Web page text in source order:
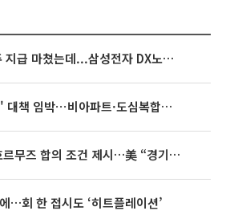
3445억 자사주 지급 마쳤는데...삼성전자 DX노조, 뒤늦은 '떼쓰기 집회'
영끌 '주택공급' 대책 임박⋯비아파트·도심복합까지 총동원
이란, 미국에 호르무즈 합의 조건 제시…美 “경기 아직 안 끝나” [종합]
…회 한 접시도 ‘히트플레이션’